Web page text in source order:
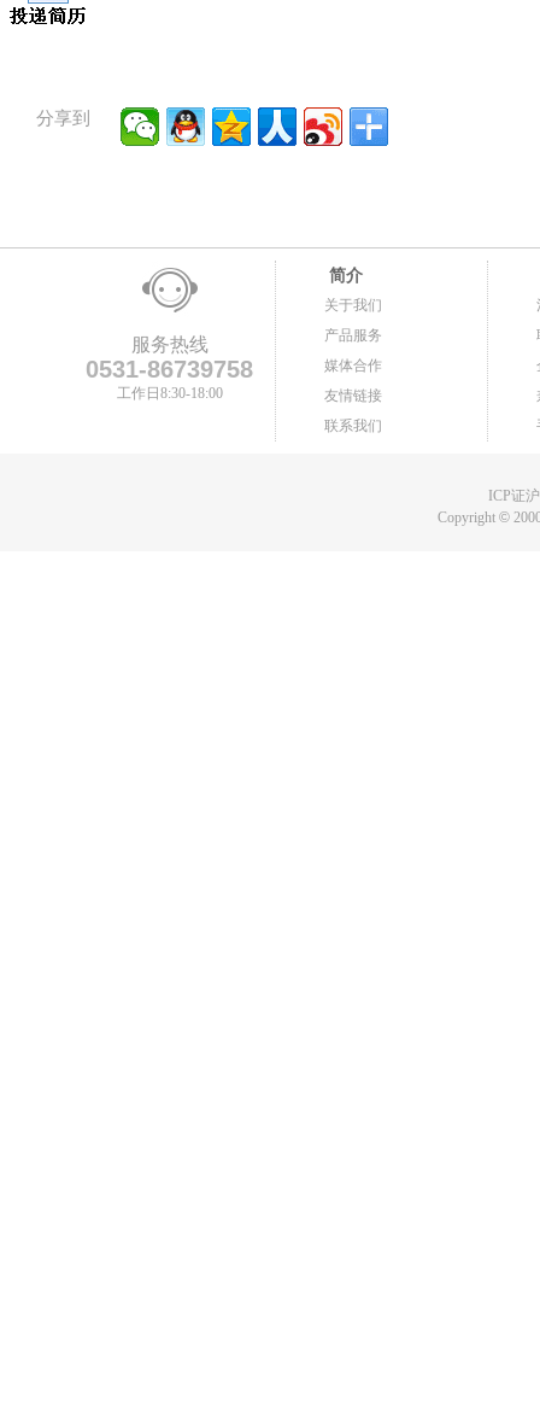
分享到
服务热线
0531-86739758
工作日8:30-18:00
简介
关于我们
产品服务
媒体合作
友情链接
联系我们
ICP证
Copyright©